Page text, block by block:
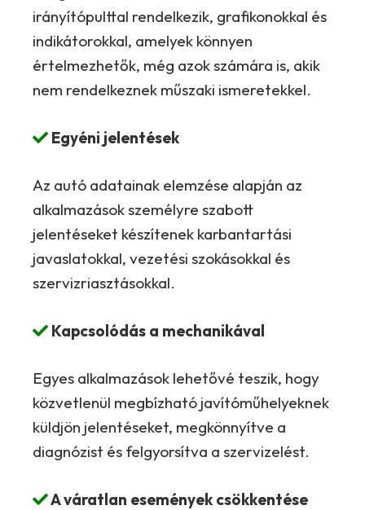
irányítópulttal rendelkezik, grafikonokkal és
indikátorokkal, amelyek könnyen
értelmezhetők, még azok számára is, akik
nem rendelkeznek műszaki ismeretekkel.
Egyéni jelentések
Az autó adatainak elemzése alapján az
alkalmazások személyre szabott
jelentéseket készítenek karbantartási
javaslatokkal, vezetési szokásokkal és
szervizriasztásokkal.
Kapcsolódás a mechanikával
Egyes alkalmazások lehetővé teszik, hogy
közvetlenül megbízható javítóműhelyeknek
küldjön jelentéseket, megkönnyítve a
diagnózist és felgyorsítva a szervizelést.
A váratlan események csökkentése